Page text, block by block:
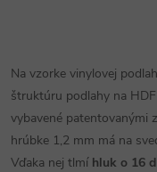
Na vzorke vinylovej
štruktúru podlahy na
vybavené patentovanými
hrúbke 1,2 mm má na
Vďaka nej tlmíhluk o 16